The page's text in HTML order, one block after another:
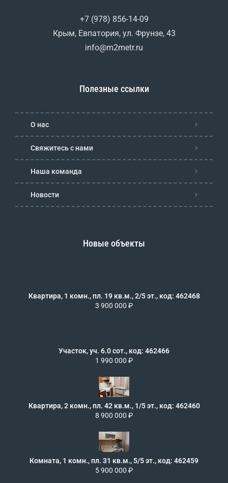
+7 (978) 856-14-09
Крым, Евпатория, ул. Фрунзе, 43
info@m2metr.ru
Полезные ссылки
О нас
Свяжитесь с нами
Наша команда
Новости
Новые объекты
Квартира, 1 комн., пл. 19 кв.м., 2/5 эт., код: 462468
3 900 000 ₽
Участок, уч. 6.0 сот., код: 462466
1 990 000 ₽
Квартира, 2 комн., пл. 42 кв.м., 1/5 эт., код: 462460
8 900 000 ₽
Комната, 1 комн., пл. 31 кв.м., 5/5 эт., код: 462459
5 900 000 ₽